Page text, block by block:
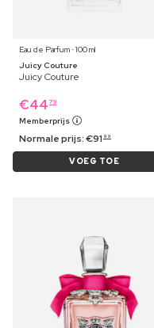
Eau de Parfum ⋅ 100 ml
Juicy Couture
Juicy Couture
€44 79
Memberprijs
Normale prijs:€91 99
VOEG TOE